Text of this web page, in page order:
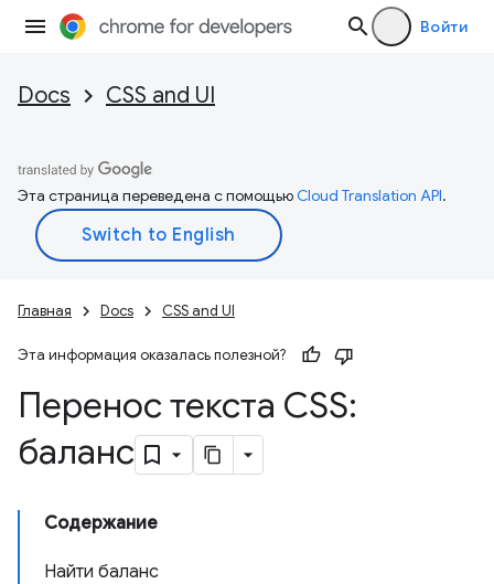
Войти
Docs CSS and UI
Эта страница переведена с помощьюCloud Translation API.
Главная Docs CSS and UI
Эта информация оказалась полезной?
Перенос текста CSS:
баланс
Содержание
Найти баланс